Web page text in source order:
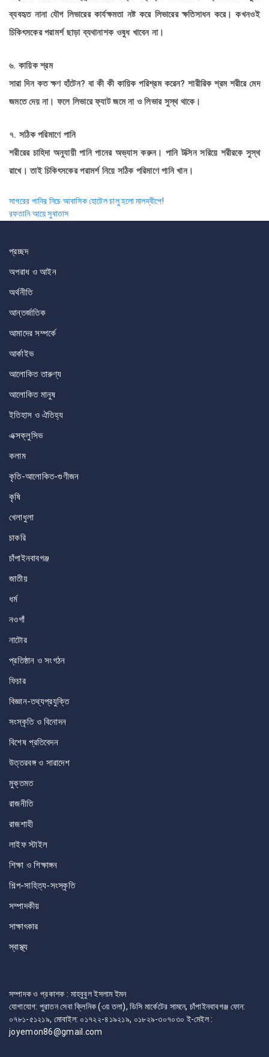
ব্যবহৃত নানা যৌগ লিভারের কার্যক্ষমতা নষ্ট করে লিভারের ক্ষতিসাধন করে। কখনওই
চিকিৎসকের পরামর্শ ছাড়া ব্যথানাশক ওষুধ খাবেন না।
৬. কায়িক শ্রম
সারা দিন কত ক্ষণ হাঁটেন? বা কী কী কায়িক পরিশ্রম করেন? শারীরিক শ্রম শরীরে মেদ
জমতে দেয় না। ফলে লিভারে ফ্যাট জমে না ও লিভার সুস্থ থাকে।
৭. সঠিক পরিমাণে পানি
শরীরের চাহিদা অনুযায়ী পানি পানের অভ্যাস করুন। পানি টক্সিন সরিয়ে শরীরকে সুস্থ
রাখে। তাই চিকিৎসকের পরামর্শ নিয়ে সঠিক পরিমাণে পানি খান।
Post
navigation
সাগরের পানির নিচে আবাসিক হোটেল চালু হলো মালদ্বীপে!
রফতানি আয়ে সুবাতাস
প্রচ্ছদ
অপরাধ ও আইন
অর্থনীতি
আন্তর্জাতিক
আমাদের সম্পর্কে
আর্কাইভ
আলোকিত তারুণ্য
আলোকিত মানুষ
ইতিহাস ও ঐতিহ্য
এক্সক্লুসিভ
কলাম
কৃতি-আলোকিত-গুণীজন
কৃষি
খেলাধুলা
চাকরি
চাঁপাইনবাবগঞ্জ
জাতীয়
ধর্ম
নওগাঁ
নাটোর
প্রতিষ্ঠান ও সংগঠন
ফিচার
বিজ্ঞান-তথ্যপ্রযুক্তি
সংস্কৃতি ও বিনোদন
বিশেষ প্রতিবেদন
উত্তরবঙ্গ ও সারাদেশ
মুক্তমত
রাজনীতি
রাজশাহী
লাইফ স্টাইল
শিক্ষা ও শিক্ষাঙ্গন
শিল্প-সাহিত্য-সংস্কৃতি
সম্পাদকীয়
সাক্ষাৎকার
স্বাস্থ্য
সম্পাদক ও প্রকাশক : মাহবুবুল ইসলাম ইমন
যোগাযোগ: পুরাতন সেবা ক্লিনিক (৩য় তলা), ডিসি মার্কেটের সামনে, চাঁপাইনবাবগঞ্জ ফোন:
০৭৮১-৫১২১৯, মোবাইল: ০১৭২২-৪১৯২১৯, ০১৮২৯-৩০৭০৩০ ই-মেইল :
joyemon86@gmail.com